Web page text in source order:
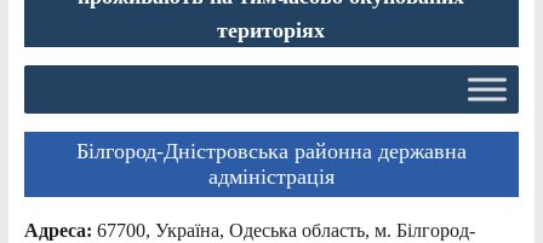
територіях
Білгород-Дністровська районна державна
адміністрація
Адреса: 67700, Україна, Одеська область, м. Білгород-